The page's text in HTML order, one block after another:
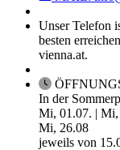
Unser Telefon
besten
vienna.at.
In der
Mi, 01.07. |
Mi, 26.08
jeweils von